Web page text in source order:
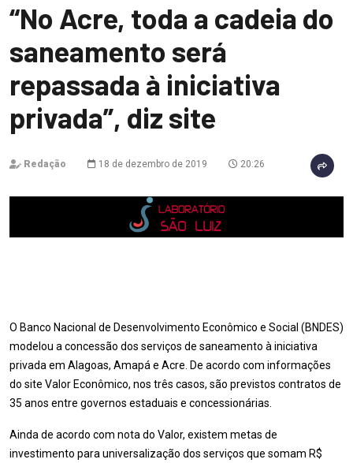
“No Acre, toda a cadeia do
saneamento será
repassada à iniciativa
privada”, diz site
Redação 18 de dezembro de 2019 20:26
O Banco Nacional de Desenvolvimento Econômico e Social (BNDES)
modelou a concessão dos serviços de saneamento à iniciativa
privada em Alagoas, Amapá e Acre. De acordo com informações
do site Valor Econômico, nos três casos, são previstos contratos de
35 anos entre governos estaduais e concessionárias.
Ainda de acordo com nota do Valor, existem metas de
investimento para universalização dos serviços que somam R$